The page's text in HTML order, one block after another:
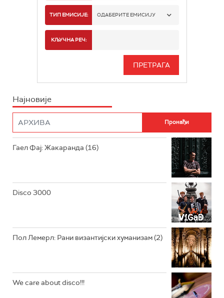
РАДИО БЕОГРАД 1
РАДИО БЕОГРАД 3
РАДИО РОКЕНРОЛЕР
РАДИО ЏЕЗЕР
ТИП ЕМИСИЈЕ: ОДАБЕРИТЕ ЕМИСИЈУ
ИНФО
КЉУЧНА РЕЧ:
Најновије
Гаел Фај: Жакаранда (16)
Disco 3000
Пол Лемерл: Рани византијски хуманизам (2)
We care about disco!!!